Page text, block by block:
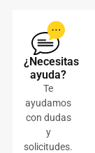
¿Necesitas
ayuda?
Te
ayudamos
con dudas
y
solicitudes.